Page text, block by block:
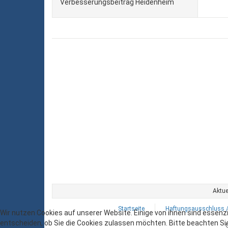
Verbesserungsbeitrag Heidenheim
Startseite Haftungsausschluss
Wir nutzen Cookies auf unserer Website. Einige von ihnen sind
entscheiden, ob Sie die Cookies zulassen möchten. Bitte beachten